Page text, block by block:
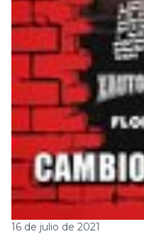
16 de julio de 2021